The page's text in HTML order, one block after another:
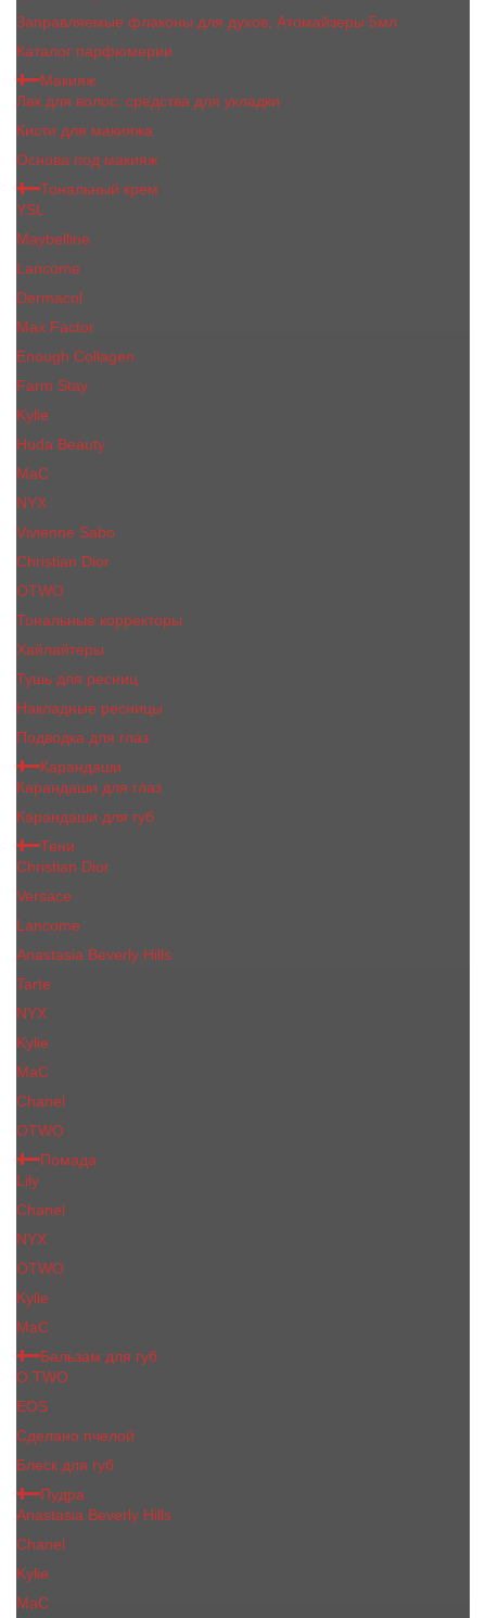
Заправляемые флаконы для духов, Атомайзеры 5мл
Каталог парфюмерии
Макияж
Лак для волос, средства для укладки
Кисти для макияжа
Основа под макияж
Тональный крем
YSL
Maybelline
Lancome
Dermacol
Max Factor
Enough Collagen
Farm Stay
Kylie
Huda Beauty
МаС
NYX
Vivienne Sabo
Сhristiаn Diоr
OTWO
Тональные корректоры
Хайлайтеры
Тушь для ресниц
Накладные ресницы
Подводка для глаз
Карандаши
Карандаши для глаз
Карандаши для губ
Тени
Christian Dior
Versace
Lancome
Anastasia Beverly Hills
Tarte
NYX
Kylie
MaC
Сhanеl
OTWO
Помада
Lily
Chanel
NYX
OTWO
Kylie
МаС
Бальзам для губ
O.TWO
EOS
Сделано пчелой
Блеск для губ
Пудра
Anastasia Beverly Hills
Chanel
Kylie
MaC